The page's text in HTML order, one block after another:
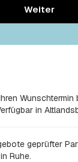
Weiter
in
geprüfter
Ruhe.